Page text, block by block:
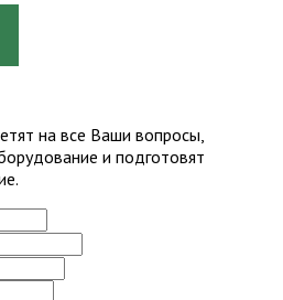
на все Ваши вопросы,
и подготовят